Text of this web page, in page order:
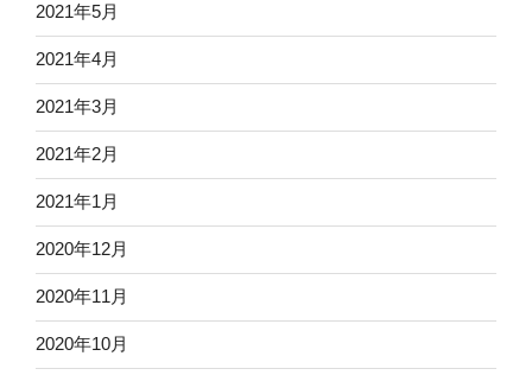
2021年5月
2021年4月
2021年3月
2021年2月
2021年1月
2020年12月
2020年11月
2020年10月